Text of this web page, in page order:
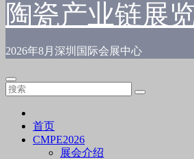
陶瓷产业链展
2026年8月深圳国际会展中心
首页
CMPE2026
展会介绍